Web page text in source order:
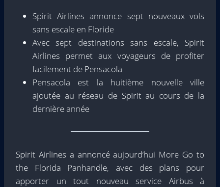
Spirit Airlines annonce sept nouveaux vols
sans escale en Floride
Avec sept destinations sans escale, Spirit
Airlines permet aux voyageurs de profiter
facilement de Pensacola
Pensacola est la huitième nouvelle ville
ajoutée au réseau de Spirit au cours de la
dernière année
Spirit Airlines a annoncé aujourd’hui More Go to
the Florida Panhandle, avec des plans pour
apporter un tout nouveau service Airbus à